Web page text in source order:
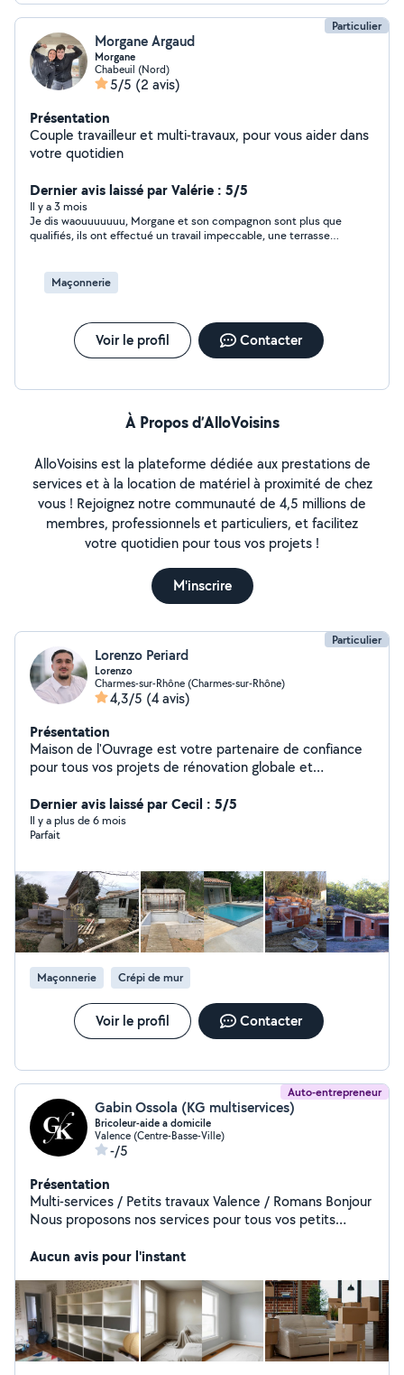
Particulier
Morgane Argaud
Morgane
Chabeuil (Nord)
5/5 (2 avis)
Présentation
Couple travailleur et multi-travaux, pour vous aider dans
votre quotidien
Dernier avis laissé par Valérie : 5/5
Il y a 3 mois
Je dis waouuuuuuu, Morgane et son compagnon sont plus que
qualifiés, ils ont effectué un travail impeccable, une terrasse
heureusement pas de mal 😂😂😂 Je vous les recommande
vivement, de plus, ils sont super sympa .
Maçonnerie
Voir le profil Contacter
À Propos d’AlloVoisins
AlloVoisins est la plateforme dédiée aux prestations de
services et à la location de matériel à proximité de chez
vous ! Rejoignez notre communauté de 4,5 millions de
membres, professionnels et particuliers, et facilitez
votre quotidien pour tous vos projets !
M'inscrire
Particulier
Lorenzo Periard
Lorenzo
Charmes-sur-Rhône (Charmes-sur-Rhône)
4,3/5 (4 avis)
Présentation
Maison de l'Ouvrage est votre partenaire de confiance
pour tous vos projets de rénovation globale et
accompagnons les propriétaires de A à Z: de la
conception à la coordination des travaux, jusqu'à la
livraison finale. Notre promesse ? Un interlocuteur
dans les règles de l'art. Spécialistes de la transformation
d'habitat, nous redonnons vie à vos espaces avec
sérénité et expertise technique. Devis gratuit et
diagnostic personnalisé.
Dernier avis laissé par Cecil : 5/5
Il y a plus de 6 mois
Parfait
Maçonnerie Crépi de mur
Voir le profil Contacter
Auto-entrepreneur
Gabin Ossola (KG multiservices)
Bricoleur-aide a domicile
Valence (Centre-Basse-Ville)
-/5
Présentation
Multi-services / Petits travaux Valence / Romans Bonjour
Nous proposons nos services pour tous vos petits
rafraîchissement Montage de meubles Fixations /
Remise en état / rénovation simple Aide
déménagement / manutention Intervention sur Valence,
Romans et alentours Disponibles rapidement Devis
gratuit Sérieux, motivés et appliqués, nous mettons un
point d'honneur à fournir un travail propre et soigné.
Aucun avis pour l'instant